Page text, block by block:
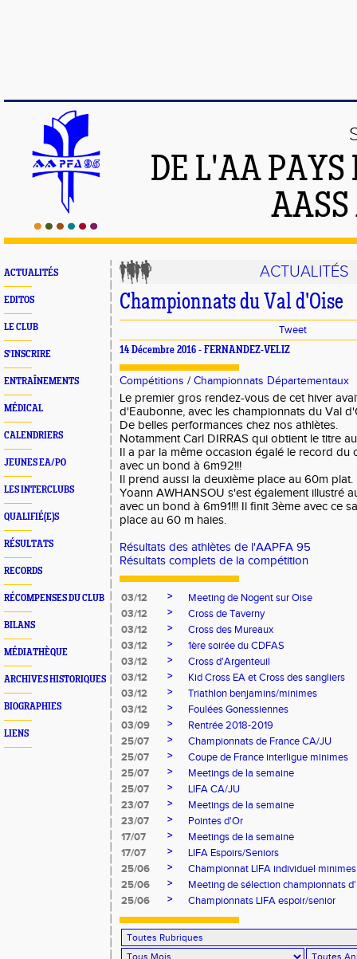
DE L'AA PAYS
ACTUALITÉS
EDITOS
LE CLUB
S'INSCRIRE
ENTRAÎNEMENTS
MÉDICAL
CALENDRIERS
JEUNES EA/PO
LES INTERCLUBS
QUALIFIÉ(E)S
RÉSULTATS
RECORDS
RÉCOMPENSES DU CLUB
BILANS
MÉDIATHÈQUE
ARCHIVES HISTORIQUES
BIOGRAPHIES
LIENS
ACTUALITÉS
Championnats du Val d'Oise
Tweet
14 Décembre 2016 - FERNANDEZ-VELIZ
Compétitions / Championnats Départementaux
Le premier gros rendez-vous de cet hiver
d'Eaubonne, avec les championnats du Val
De belles performances chez nos athlètes.
Notamment Carl DIRRAS qui obtient le titre
Il a par la même occasion égalé le record du
avec un bond à 6m92!!!
Il prend aussi la deuxième place au 60m plat.
Yoann AWHANSOU s'est également illustré
avec un bond à 6m91!!! Il finit 3ème avec ce
place au 60 m haies.
Résultats des athlètes de l'AAPFA 95
Résultats complets de la compétition
03/12 >
Meeting de Nogent sur Oise
03/12
>
Cross de Taverny
03/12
>
Cross des Mureaux
03/12
>
1ère soirée du CDFAS
03/12
>
Cross d'Argenteuil
03/12
>
Kid Cross EA et Cross des sangliers
03/12
>
Triathlon benjamins/minimes
03/12
>
Foulées Gonessiennes
03/09
>
Rentrée 2018-2019
25/07
>
Championnats de France CA/JU
25/07
>
Coupe de France interligue minimes
25/07
>
Meetings de la semaine
25/07
>
LIFA CA/JU
23/07
>
Meetings de la semaine
23/07
>
Pointes d'Or
17/07
>
Meetings de la semaine
17/07
>
LIFA Espoirs/Seniors
25/06
>
Championnat LIFA individuel minimes
25/06
>
Meeting de sélection championnats
25/06
> Championnats LIFA espoir/senior